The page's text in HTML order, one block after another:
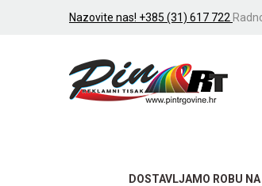
Nazovite nas! +385 (31) 617 722
DOSTAVLJAMO ROBU